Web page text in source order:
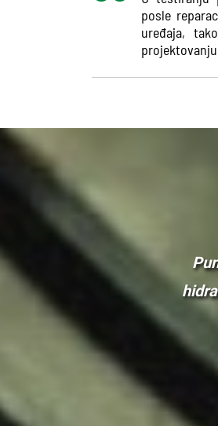
posle
uređaja,